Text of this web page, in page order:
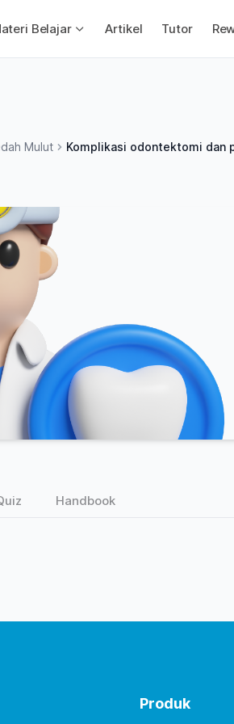
Belajar Artikel Tutor
Mulut Komplikasi odontektomi dan
Handbook
Produk